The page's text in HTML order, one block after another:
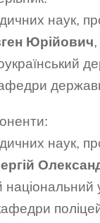
наук,
Юрійович,
наук,
національний